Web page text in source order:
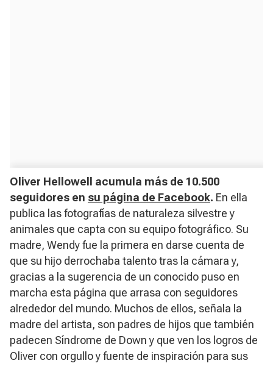
Oliver Hellowell acumula más de 10.500
seguidores en su página de Facebook. En ella
publica las fotografías de naturaleza silvestre y
animales que capta con su equipo fotográfico. Su
madre, Wendy fue la primera en darse cuenta de
que su hijo derrochaba talento tras la cámara y,
gracias a la sugerencia de un conocido puso en
marcha esta página que arrasa con seguidores
alrededor del mundo. Muchos de ellos, señala la
madre del artista, son padres de hijos que también
padecen Síndrome de Down y que ven los logros de
Oliver con orgullo y fuente de inspiración para sus